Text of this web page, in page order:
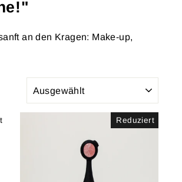
an den Kragen: Make-up,
Reduziert